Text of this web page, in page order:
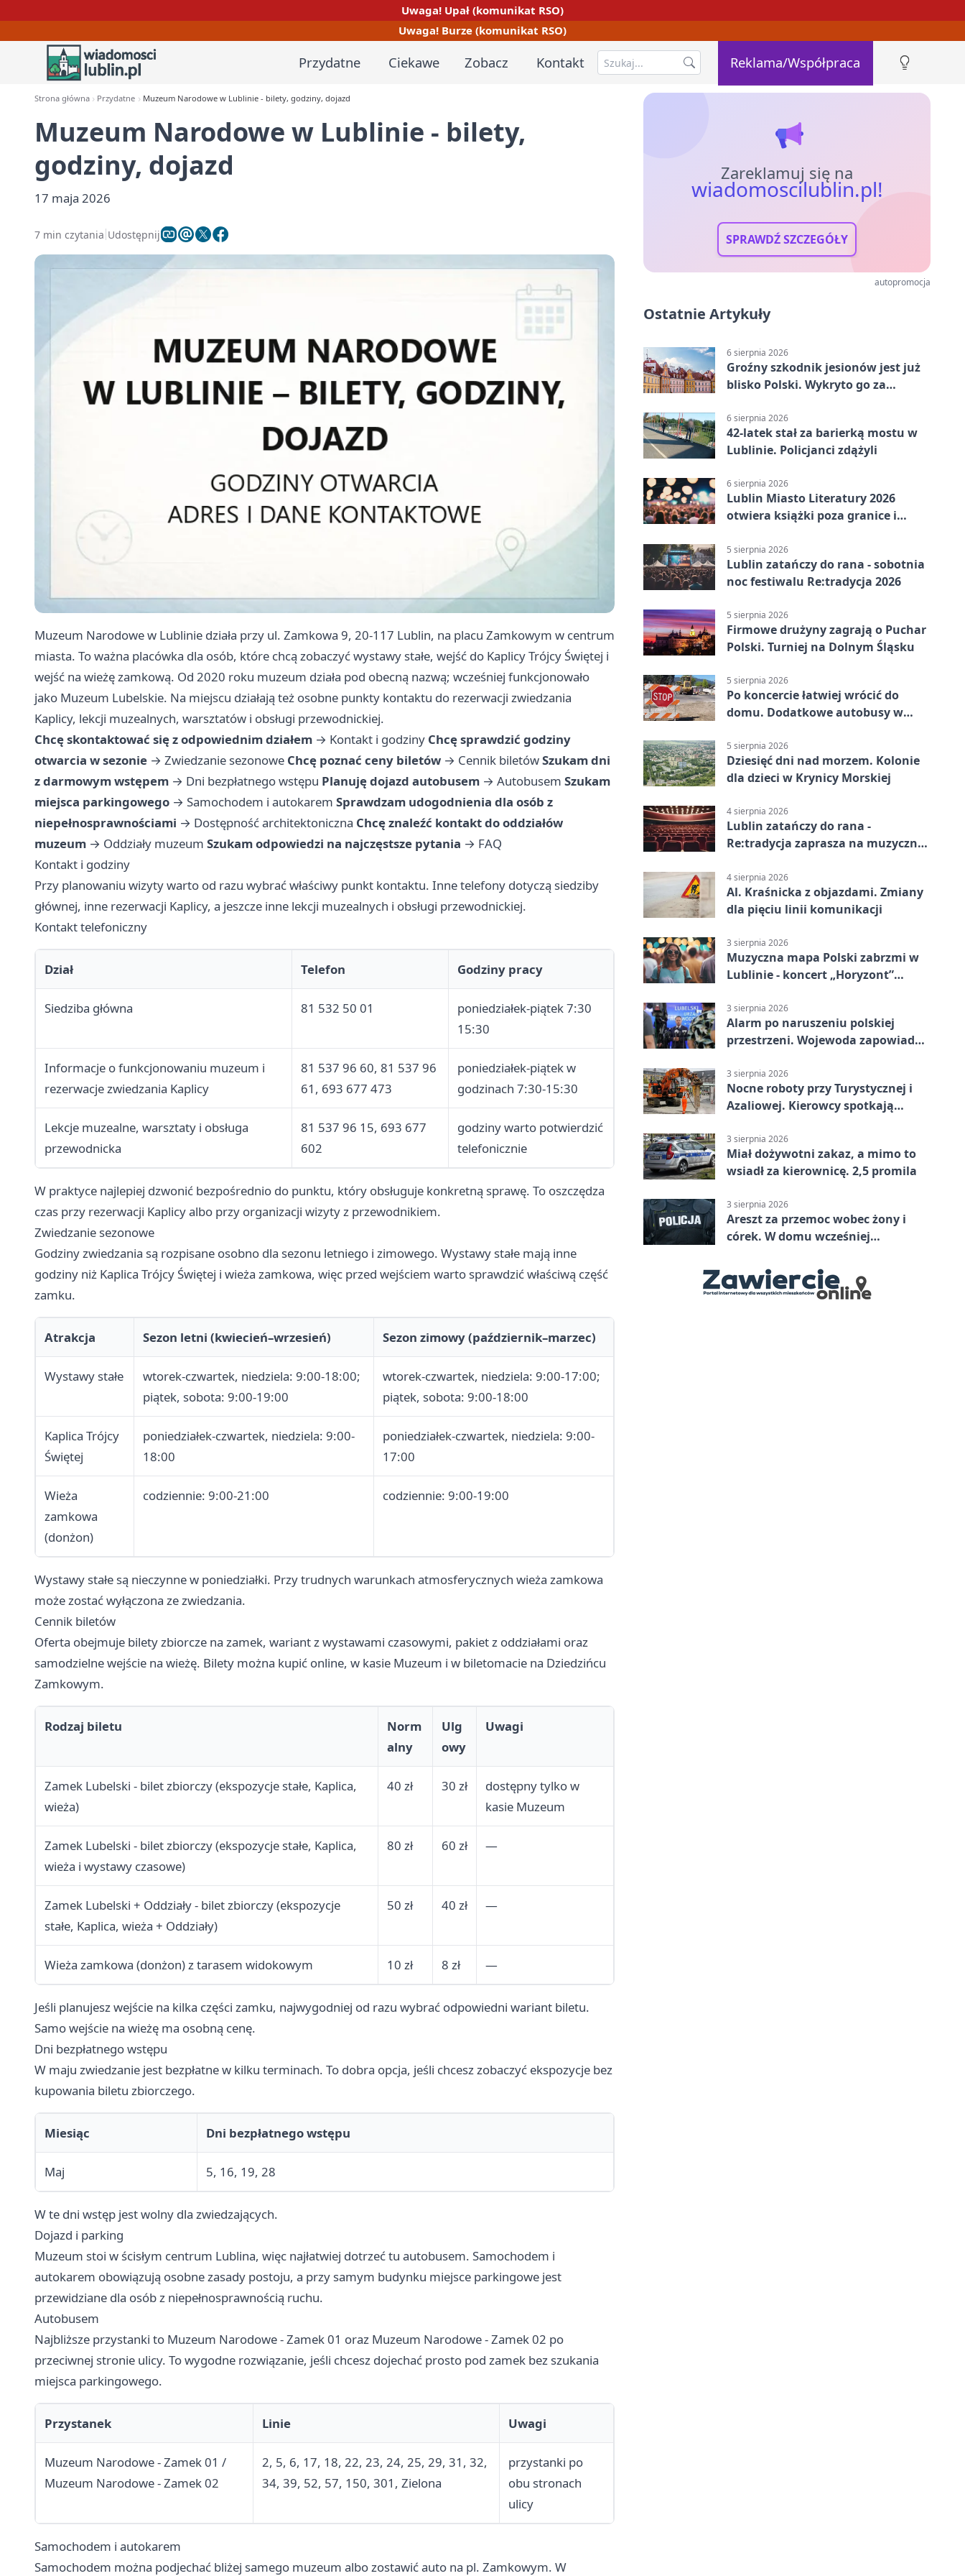
Uwaga! Upał (komunikat RSO)
Uwaga! Burze (komunikat RSO)
Przydatne Ciekawe Zobacz Kontakt Reklama/Współpraca
Strona główna Przydatne Muzeum Narodowe w Lublinie - bilety, godziny, dojazd
Muzeum Narodowe w Lublinie - bilety,
godziny, dojazd
17 maja 2026
7 min czytania Udostępnij
Muzeum Narodowe w Lublinie działa przy ul. Zamkowa 9, 20-117 Lublin, na placu Zamkowym w centrum
miasta. To ważna placówka dla osób, które chcą zobaczyć wystawy stałe, wejść do Kaplicy Trójcy Świętej i
wejść na wieżę zamkową. Od 2020 roku muzeum działa pod obecną nazwą; wcześniej funkcjonowało
jako Muzeum Lubelskie. Na miejscu działają też osobne punkty kontaktu do rezerwacji zwiedzania
Kaplicy, lekcji muzealnych, warsztatów i obsługi przewodnickiej.
Chcę skontaktować się z odpowiednim działem → Kontakt i godziny Chcę sprawdzić godziny
otwarcia w sezonie → Zwiedzanie sezonowe Chcę poznać ceny biletów → Cennik biletówSzukam dni
z darmowym wstępem → Dni bezpłatnego wstępu Planuję dojazd autobusem → Autobusem Szukam
miejsca parkingowego → Samochodem i autokarem Sprawdzam udogodnienia dla osób z
niepełnosprawnościami → Dostępność architektoniczna Chcę znaleźć kontakt do oddziałów
muzeum → Oddziały muzeum Szukam odpowiedzi na najczęstsze pytania → FAQ
Kontakt i godziny
Przy planowaniu wizyty warto od razu wybrać właściwy punkt kontaktu. Inne telefony dotyczą siedziby
głównej, inne rezerwacji Kaplicy, a jeszcze inne lekcji muzealnych i obsługi przewodnickiej.
Kontakt telefoniczny
Dział Telefon Godziny pracy
Siedziba główna 81 532 50 01
poniedziałek-piątek 7:30
15:30
Informacje o funkcjonowaniu muzeum i
rezerwacje zwiedzania Kaplicy
81 537 96 60, 81 537 96
61, 693 677 473
poniedziałek-piątek w
godzinach 7:30-15:30
Lekcje muzealne, warsztaty i obsługa
przewodnicka
81 537 96 15, 693 677
602
godziny warto potwierdzić
telefonicznie
W praktyce najlepiej dzwonić bezpośrednio do punktu, który obsługuje konkretną sprawę. To oszczędza
czas przy rezerwacji Kaplicy albo przy organizacji wizyty z przewodnikiem.
Zwiedzanie sezonowe
Godziny zwiedzania są rozpisane osobno dla sezonu letniego i zimowego. Wystawy stałe mają inne
godziny niż Kaplica Trójcy Świętej i wieża zamkowa, więc przed wejściem warto sprawdzić właściwą część
zamku.
Atrakcja Sezon letni (kwiecień–wrzesień) Sezon zimowy (październik–marzec)
Wystawy stałe
wtorek-czwartek, niedziela: 9:00-18:00;
piątek, sobota: 9:00-19:00
wtorek-czwartek, niedziela: 9:00-17:00;
piątek, sobota: 9:00-18:00
Kaplica Trójcy
Świętej
poniedziałek-czwartek, niedziela: 9:00-
18:00
poniedziałek-czwartek, niedziela: 9:00-
17:00
Wieża
zamkowa
(donżon)
codziennie: 9:00-21:00 codziennie: 9:00-19:00
Wystawy stałe są nieczynne w poniedziałki. Przy trudnych warunkach atmosferycznych wieża zamkowa
może zostać wyłączona ze zwiedzania.
Cennik biletów
Oferta obejmuje bilety zbiorcze na zamek, wariant z wystawami czasowymi, pakiet z oddziałami oraz
samodzielne wejście na wieżę. Bilety można kupić online, w kasie Muzeum i w biletomacie na Dziedzińcu
Zamkowym.
Rodzaj biletu
Norm
alny
Ulg
owy
Uwagi
Zamek Lubelski - bilet zbiorczy (ekspozycje stałe, Kaplica,
wieża)
40 zł 30 zł
dostępny tylko w
kasie Muzeum
Zamek Lubelski - bilet zbiorczy (ekspozycje stałe, Kaplica,
wieża i wystawy czasowe)
80 zł 60 zł —
Zamek Lubelski + Oddziały - bilet zbiorczy (ekspozycje
stałe, Kaplica, wieża + Oddziały)
50 zł 40 zł —
Wieża zamkowa (donżon) z tarasem widokowym 10 zł 8 zł —
Jeśli planujesz wejście na kilka części zamku, najwygodniej od razu wybrać odpowiedni wariant biletu.
Samo wejście na wieżę ma osobną cenę.
Dni bezpłatnego wstępu
W maju zwiedzanie jest bezpłatne w kilku terminach. To dobra opcja, jeśli chcesz zobaczyć ekspozycje bez
kupowania biletu zbiorczego.
Miesiąc Dni bezpłatnego wstępu
Maj 5, 16, 19, 28
W te dni wstęp jest wolny dla zwiedzających.
Dojazd i parking
Muzeum stoi w ścisłym centrum Lublina, więc najłatwiej dotrzeć tu autobusem. Samochodem i
autokarem obowiązują osobne zasady postoju, a przy samym budynku miejsce parkingowe jest
przewidziane dla osób z niepełnosprawnością ruchu.
Autobusem
Najbliższe przystanki to Muzeum Narodowe - Zamek 01 oraz Muzeum Narodowe - Zamek 02 po
przeciwnej stronie ulicy. To wygodne rozwiązanie, jeśli chcesz dojechać prosto pod zamek bez szukania
miejsca parkingowego.
Przystanek Linie Uwagi
Muzeum Narodowe - Zamek 01 /
Muzeum Narodowe - Zamek 02
2, 5, 6, 17, 18, 22, 23, 24, 25, 29, 31, 32,
34, 39, 52, 57, 150, 301, Zielona
przystanki po
obu stronach
ulicy
Samochodem i autokarem
Samochodem można podjechać bliżej samego muzeum albo zostawić auto na pl. Zamkowym. W
Zareklamuj się na
wiadomoscilublin.pl!
SPRAWDŹ SZCZEGÓŁY
autopromocja
Ostatnie Artykuły
6 sierpnia 2026
Groźny szkodnik jesionów jest już
blisko Polski. Wykryto go za
6 sierpnia 2026
42-latek stał za barierką mostu w
Lublinie. Policjanci zdążyli
6 sierpnia 2026
Lublin Miasto Literatury 2026
otwiera książki poza granice i
5 sierpnia 2026
Lublin zatańczy do rana - sobotnia
noc festiwalu Re:tradycja 2026
5 sierpnia 2026
Firmowe drużyny zagrają o Puchar
Polski. Turniej na Dolnym Śląsku
5 sierpnia 2026
Po koncercie łatwiej wrócić do
domu. Dodatkowe autobusy w
5 sierpnia 2026
Dziesięć dni nad morzem. Kolonie
dla dzieci w Krynicy Morskiej
4 sierpnia 2026
Lublin zatańczy do rana -
Re:tradycja zaprasza na muzyczną
4 sierpnia 2026
Al. Kraśnicka z objazdami. Zmiany
dla pięciu linii komunikacji
3 sierpnia 2026
Muzyczna mapa Polski zabrzmi w
Lublinie - koncert „Horyzont”
3 sierpnia 2026
Alarm po naruszeniu polskiej
przestrzeni. Wojewoda zapowiada
3 sierpnia 2026
Nocne roboty przy Turystycznej i
Azaliowej. Kierowcy spotkają
3 sierpnia 2026
Miał dożywotni zakaz, a mimo to
wsiadł za kierownicę. 2,5 promila
3 sierpnia 2026
Areszt za przemoc wobec żony i
córek. W domu wcześniej